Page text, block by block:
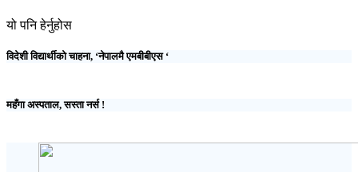
यो पनि हेर्नुहोस
विदेशी विद्यार्थीको चाहना, ‘नेपालमै एमबीबीएस ‘
महँगा अस्पताल, सस्ता नर्स !